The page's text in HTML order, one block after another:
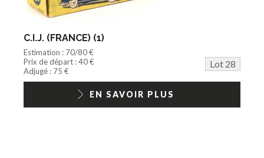
C.I.J. (FRANCE) (1)
Estimation : 70/80 €
Prix de départ : 40 €
Lot 28
Adjugé : 75 €
EN SAVOIR PLUS